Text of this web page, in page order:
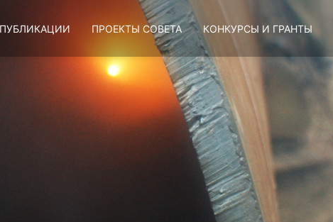
ПУБЛИКАЦИИ ПРОЕКТЫ СОВЕТА КОНКУРСЫ И ГРАНТЫ